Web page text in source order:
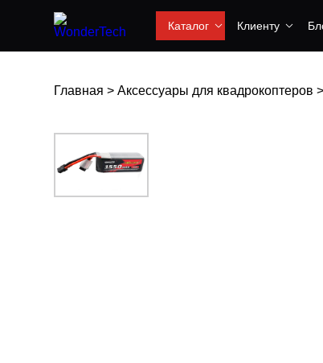
Каталог Клиенту
Главная > Аксессуары для квадрокоптеров >